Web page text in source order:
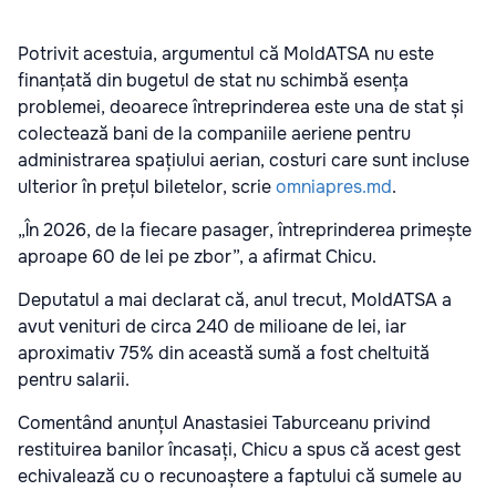
Potrivit acestuia, argumentul că MoldATSA nu este
finanțată din bugetul de stat nu schimbă esența
problemei, deoarece întreprinderea este una de stat și
colectează bani de la companiile aeriene pentru
administrarea spațiului aerian, costuri care sunt incluse
ulterior în prețul biletelor, scrieomniapres.md.
„În 2026, de la fiecare pasager, întreprinderea primește
aproape 60 de lei pe zbor”, a afirmat Chicu.
Deputatul a mai declarat că, anul trecut, MoldATSA a
avut venituri de circa 240 de milioane de lei, iar
aproximativ 75% din această sumă a fost cheltuită
pentru salarii.
Comentând anunțul Anastasiei Taburceanu privind
restituirea banilor încasați, Chicu a spus că acest gest
echivalează cu o recunoaștere a faptului că sumele au